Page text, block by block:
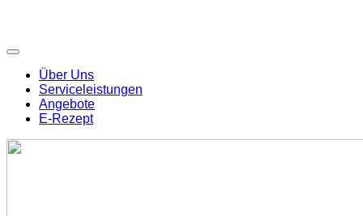
Über Uns
Serviceleistungen
Angebote
E-Rezept